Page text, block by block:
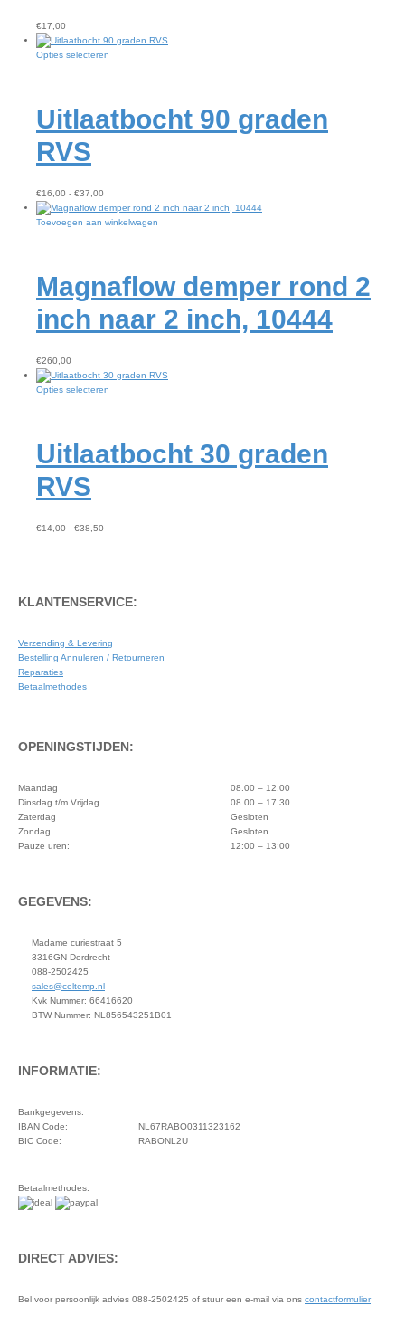
€17,00
Opties selecteren
variaties.
Deze
de
productpagina
Uitlaatbocht 90 graden
RVS
€16,00 - €37,00
€16,00
tot
Toevoegen aan winkelwagen
Magnaflow demper rond 2
inch naar 2 inch, 10444
€260,00
Opties selecteren
variaties.
Deze
Uitlaatbocht 30 graden
RVS
€14,00 - €38,50
KLANTENSERVICE:
Verzending & Levering
Bestelling Annuleren / Retourneren
Reparaties
Betaalmethodes
OPENINGSTIJDEN:
Maandag
08.00 – 12.00
Dinsdag t/m Vrijdag
08.00 – 17.30
Zaterdag
Gesloten
Zondag
Gesloten
Pauze uren:
12:00 – 13:00
GEGEVENS:
Madame curiestraat 5
3316GN Dordrecht
088-2502425
sales@celtemp.nl
Kvk Nummer: 66416620
BTW Nummer: NL856543251B01
INFORMATIE:
Bankgegevens:
IBAN Code:
NL67RABO0311323162
BIC Code:
RABONL2U
Betaalmethodes:
DIRECT ADVIES:
Bel voor persoonlijk advies 088-2502425 of stuur een e-mail via ons contactformulier